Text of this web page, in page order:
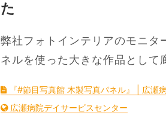
た
弊社フォトインテリアのモニ
ネルを使った大きな作品として
『#節目写真館 木製写真パネル』 | 広瀬
広瀬病院デイサービスセンター